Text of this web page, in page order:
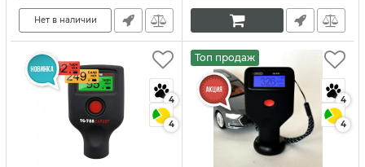
Нет в наличии
4
4
Топ продаж
4
4